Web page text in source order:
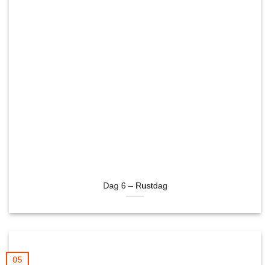
Dag 6 – Rustdag
05